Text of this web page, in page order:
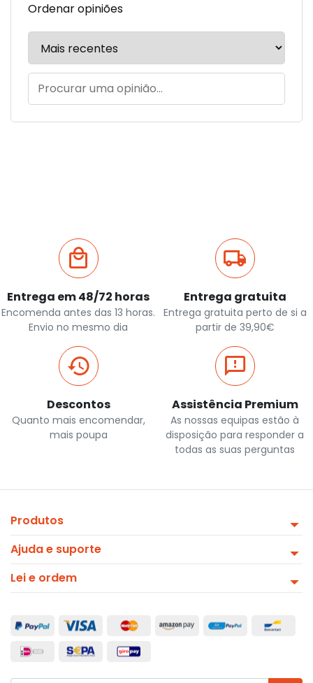
Ordenar opiniões
Entrega em 48/72 horas
Encomenda antes das 13 horas.
Envio no mesmo dia
Entrega gratuita
Entrega gratuita perto de si a
partir de 39,90€
Descontos
Quanto mais encomendar,
mais poupa
Assistência Premium
As nossas equipas estão à
disposição para responder a
todas as suas perguntas
Produtos
Ajuda e suporte
Lei e ordem